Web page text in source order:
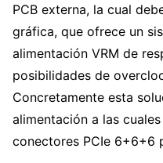
PCB externa, la cual
gráfica, que ofrece un
alimentación VRM de
posibilidades de
Concretamente esta
alimentación a las
conectores PCIe 6+6+6